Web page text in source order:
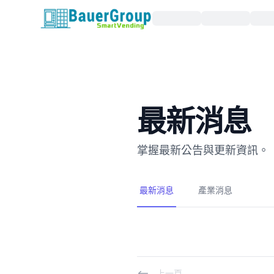
包爾科技
最新消息
掌握最新公告與更新資訊。
最新消息 產業消息